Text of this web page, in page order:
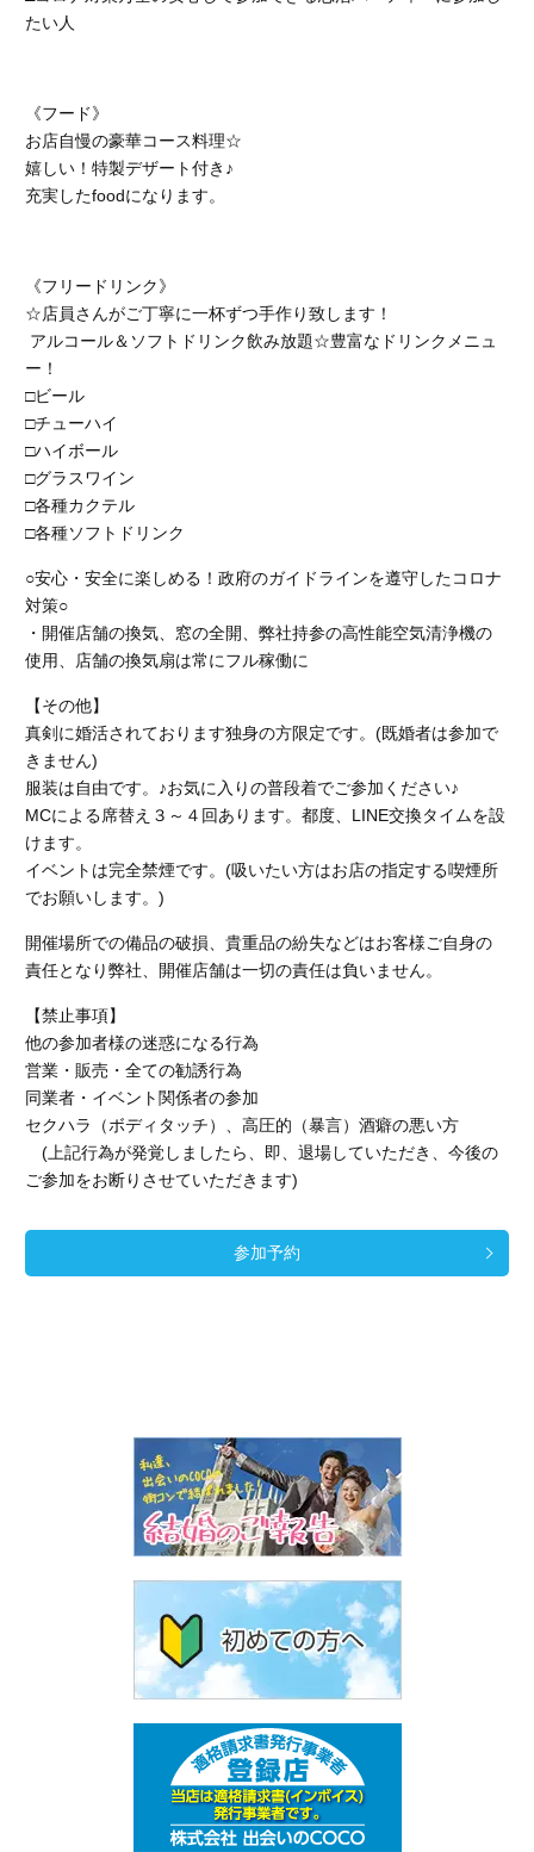
たい人
《フード》
お店自慢の豪華コース料理☆
嬉しい！特製デザート付き♪
充実したfoodになります。
《フリードリンク》
☆店員さんがご丁寧に一杯ずつ手作り致します！
アルコール＆ソフトドリンク飲み放題☆豊富なドリンクメニュ
ー！
□ビール
□チューハイ
□ハイボール
□グラスワイン
□各種カクテル
□各種ソフトドリンク
○安心・安全に楽しめる！政府のガイドラインを遵守したコロナ
対策○
・開催店舗の換気、窓の全開、弊社持参の高性能空気清浄機の
使用、店舗の換気扇は常にフル稼働に
【その他】
真剣に婚活されております独身の方限定です。(既婚者は参加で
きません)
服装は自由です。♪お気に入りの普段着でご参加ください♪
MCによる席替え３～４回あります。都度、LINE交換タイムを設
けます。
イベントは完全禁煙です。(吸いたい方はお店の指定する喫煙所
でお願いします。)
開催場所での備品の破損、貴重品の紛失などはお客様ご自身の
責任となり弊社、開催店舗は一切の責任は負いません。
【禁止事項】
他の参加者様の迷惑になる行為
営業・販売・全ての勧誘行為
同業者・イベント関係者の参加
セクハラ（ボディタッチ）、高圧的（暴言）酒癖の悪い方
(上記行為が発覚しましたら、即、退場していただき、今後の
ご参加をお断りさせていただきます)
参加予約